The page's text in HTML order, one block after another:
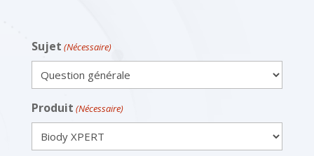
Sujet (Nécessaire)
Produit (Nécessaire)